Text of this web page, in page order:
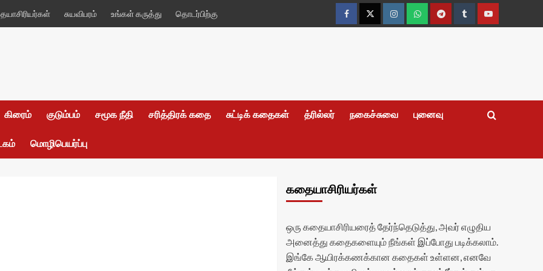
சுயவிபரம் உங்கள் கருத்து தொடர்பிற்கு
FacebookTwitterInstagramWhatsappTelegramTumblrYouTube
கிரைம் குடும்பம் சமூக நீதி சரித்திரக் கதை சுட்டிக் கதைகள் த்ரில்லர் நகைச்சுவை புனைவு
மொழிபெயர்ப்பு
கதையாசிரியர்கள்
ஒரு கதையாசிரியரைத் தேர்ந்தெடுத்து, அவர் எழுதிய
அனைத்து கதைகளையும் நீங்கள் இப்போது படிக்கலாம்.
இங்கே ஆயிரக்கணக்கான கதைகள் உள்ளன, எனவே